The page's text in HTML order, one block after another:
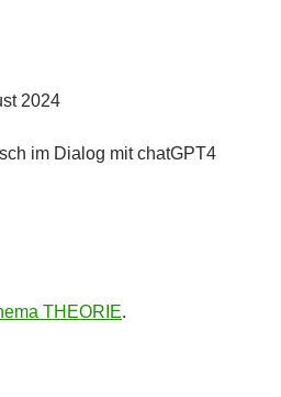
2024
im Dialog mit chatGPT4
THEORIE.